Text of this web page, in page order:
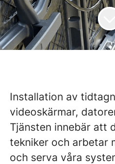
Installation av
videoskärmar,
Tjänsten innebär att
tekniker och arbetar
och serva våra